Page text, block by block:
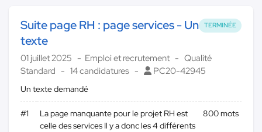
TERMINÉE
Suite page RH : page services - Un
texte
01 juillet 2025 Emploi et recrutement
Qualité
Standard
14 candidatures PC20-42945
Un texte demandé
#1
La page manquante pour le projet RH est
celle des services Il y a donc les 4 différents
800 mots